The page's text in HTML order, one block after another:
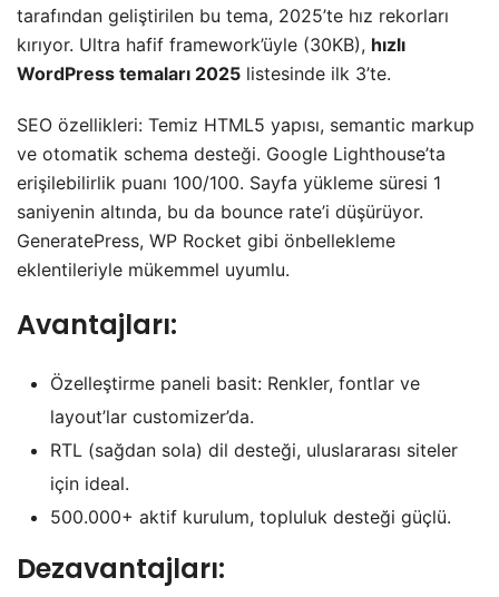
tarafından geliştirilen bu tema, 2025’te hız rekorları
kırıyor. Ultra hafif framework’üyle (30KB), hızlı
WordPress temaları 2025 listesinde ilk 3’te.
SEO özellikleri: Temiz HTML5 yapısı, semantic markup
ve otomatik schema desteği. Google Lighthouse’ta
erişilebilirlik puanı 100/100. Sayfa yükleme süresi 1
saniyenin altında, bu da bounce rate’i düşürüyor.
GeneratePress, WP Rocket gibi önbellekleme
eklentileriyle mükemmel uyumlu.
Avantajları:
Özelleştirme paneli basit: Renkler, fontlar ve
layout’lar customizer’da.
RTL (sağdan sola) dil desteği, uluslararası siteler
için ideal.
500.000+ aktif kurulum, topluluk desteği güçlü.
Dezavantajları: